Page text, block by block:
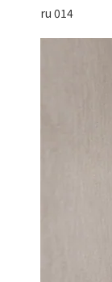
ru 014